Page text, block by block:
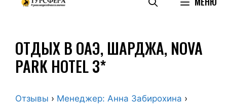
ОТДЫХ В ОАЭ, ШАРДЖА, NOVA
PARK HOTEL 3*
Отзывы › Менеджер: Анна Забирохина ›